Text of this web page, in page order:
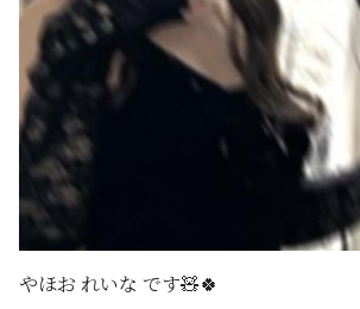
やほお れいな です🧸🍀